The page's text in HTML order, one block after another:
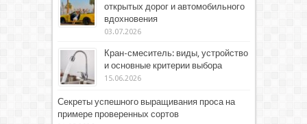
открытых дорог и автомобильного
вдохновения
03.07.2026
Кран-смеситель: виды, устройство
и основные критерии выбора
15.06.2026
Секреты успешного выращивания проса на
примере проверенных сортов